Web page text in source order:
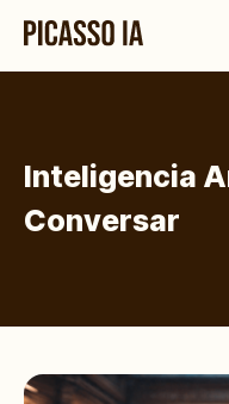
Inteligencia
Conversar